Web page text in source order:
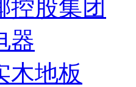
控股集团
器
木地板